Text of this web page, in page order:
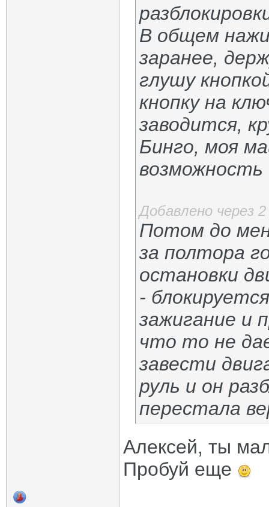
В общем
заранее,
глушу
кнопку на
заводится,
Бинго, моя
возможность
Добавлено через
Потом до
за полтора
остановки
-
зажигание и
что то не
завести
руль и он
перестала
Алексей, ты
Пробуй еще